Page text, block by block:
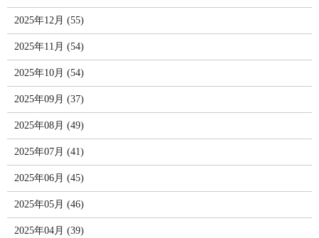
2025年12月 (55)
2025年11月 (54)
2025年10月 (54)
2025年09月 (37)
2025年08月 (49)
2025年07月 (41)
2025年06月 (45)
2025年05月 (46)
2025年04月 (39)